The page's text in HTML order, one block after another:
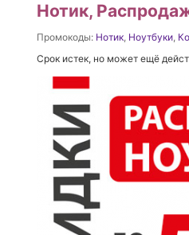
Нотик,
Промокоды: Нотик, Ноутбуки,
Срок истек, но может ещё